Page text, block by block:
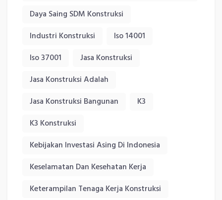
Daya Saing SDM Konstruksi
Industri Konstruksi
Iso 14001
Iso 37001
Jasa Konstruksi
Jasa Konstruksi Adalah
Jasa Konstruksi Bangunan
K3
K3 Konstruksi
Kebijakan Investasi Asing Di Indonesia
Keselamatan Dan Kesehatan Kerja
Keterampilan Tenaga Kerja Konstruksi